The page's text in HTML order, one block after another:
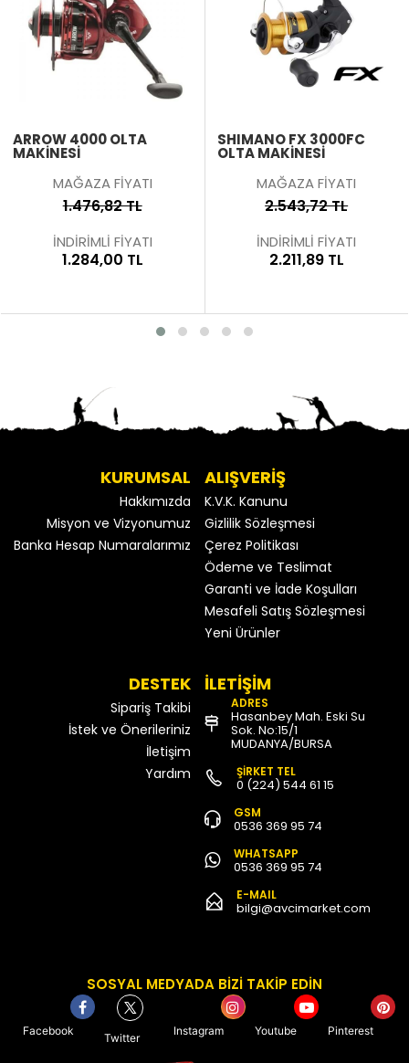
ARROW 4000 OLTA
MAKİNESİ
MAĞAZA FİYATI
1.476,82 TL
İNDİRİMLİ FİYATI
1.284,00 TL
SHIMANO FX 3000FC
OLTA MAKİNESİ
MAĞAZA FİYATI
2.543,72 TL
İNDİRİMLİ FİYATI
2.211,89 TL
KURUMSAL
Hakkımızda
Misyon ve Vizyonumuz
Banka Hesap Numaralarımız
ALIŞVERİŞ
K.V.K. Kanunu
Gizlilik Sözleşmesi
Çerez Politikası
Ödeme ve Teslimat
Garanti ve İade Koşulları
Mesafeli Satış Sözleşmesi
Yeni Ürünler
DESTEK
Sipariş Takibi
İstek ve Önerileriniz
İletişim
Yardım
İLETİŞİM
ADRES
Hasanbey Mah. Eski Su
Sok. No:15/1
MUDANYA/BURSA
ŞİRKET TEL
0 (224) 544 61 15
GSM
0536 369 95 74
WHATSAPP
0536 369 95 74
E-MAIL
bilgi@avcimarket.com
SOSYAL MEDYADA BİZİ TAKİP EDİN
Facebook
Twitter
Instagram Youtube Pinterest